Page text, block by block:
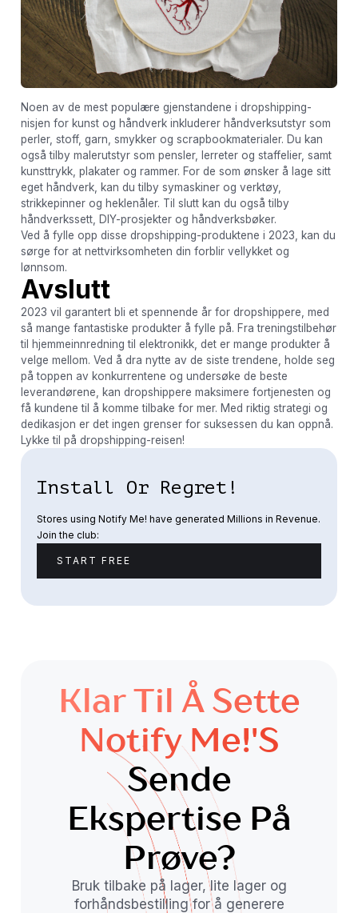
Noen av de mest populære gjenstandene i dropshipping-
nisjen for kunst og håndverk inkluderer håndverksutstyr som
perler, stoff, garn, smykker og scrapbookmaterialer. Du kan
også tilby malerutstyr som pensler, lerreter og staffelier, samt
kunsttrykk, plakater og rammer. For de som ønsker å lage sitt
eget håndverk, kan du tilby symaskiner og verktøy,
strikkepinner og heklenåler. Til slutt kan du også tilby
håndverkssett, DIY-prosjekter og håndverksbøker.
Ved å fylle opp disse dropshipping-produktene i 2023, kan du
sørge for at nettvirksomheten din forblir vellykket og
lønnsom.
Avslutt
2023 vil garantert bli et spennende år for dropshippere, med
så mange fantastiske produkter å fylle på. Fra treningstilbehør
til hjemmeinnredning til elektronikk, det er mange produkter å
velge mellom. Ved å dra nytte av de siste trendene, holde seg
på toppen av konkurrentene og undersøke de beste
leverandørene, kan dropshippere maksimere fortjenesten og
få kundene til å komme tilbake for mer. Med riktig strategi og
dedikasjon er det ingen grenser for suksessen du kan oppnå.
Lykke til på dropshipping-reisen!
Install Or Regret!
Stores using Notify Me! have generated Millions in Revenue.
Join the club:
START FREE
Klar Til Å Sette
Notify Me!'s
Sende
Ekspertise På
Prøve?
Bruk tilbake på lager, lite lager og
forhåndsbestilling for å generere